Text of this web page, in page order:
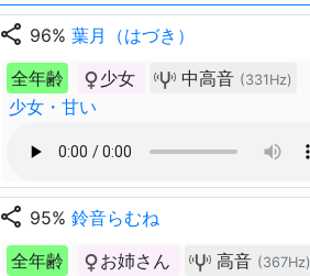
share 96% 葉月（はづき）
全年齢
少女 中高音 (331Hz)
少女・甘い
share 95% 鈴音らむね
全年齢
お姉さん 高音 (367Hz)